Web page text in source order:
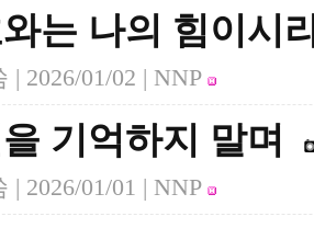
는 나의 힘이시
| 2026/01/02 | NNP
기억하지 말며
| 2026/01/01 | NNP